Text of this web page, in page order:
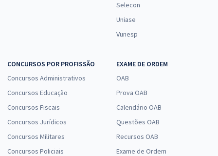
Selecon
Uniase
Vunesp
CONCURSOS POR PROFISSÃO
Concursos Administrativos
Concursos Educação
Concursos Fiscais
Concursos Jurídicos
Concursos Militares
Concursos Policiais
EXAME DE ORDEM
OAB
Prova OAB
Calendário OAB
Questões OAB
Recursos OAB
Exame de Ordem